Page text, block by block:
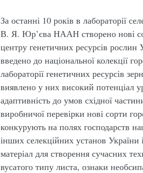
За останні 10 років в лабораторії
В. Я. Юр’єва НААН створено нові
центру генетичних ресурсів
введено до національної колекції
лабораторії генетичних ресурсів
виявлено у них високий потенціал
адаптивність до умов східної
виробничої перевірки нові сорти
конкурують на полях господарств
інших селекційних установ
матеріал для створення сучасних
вусатого типу листа, ознаки